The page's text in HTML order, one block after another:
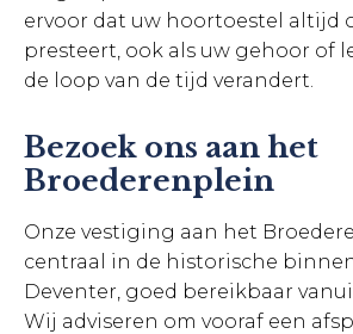
ervoor dat uw hoortoestel altijd
presteert, ook als uw gehoor of
de loop van de tijd verandert.
Bezoek ons aan het
Broederenplein
Onze vestiging aan het
centraal in de historische
Deventer, goed bereikbaar
Wij adviseren om vooraf een